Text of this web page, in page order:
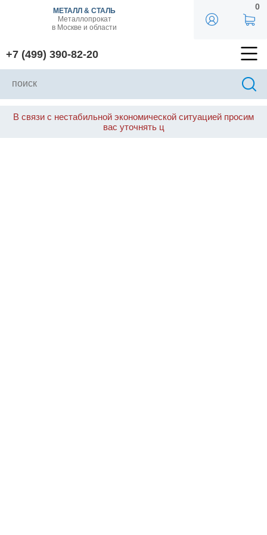
МЕТАЛЛ & СТАЛЬ
Металлопрокат
в Москве и области
+7 (499) 390-82-20
0
В связи с нестабильной экономической ситуацией просим
вас уточнять ц